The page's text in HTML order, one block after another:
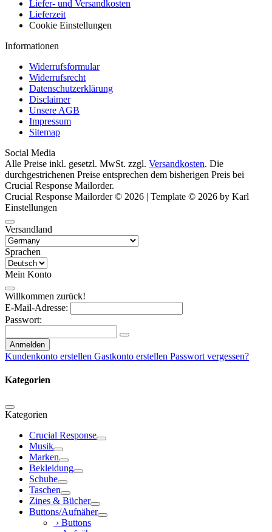
Liefer- und Versandkosten
Lieferzeit
Cookie Einstellungen
Informationen
Widerrufsformular
Widerrufsrecht
Datenschutzerklärung
Disclaimer
Unsere AGB
Impressum
Sitemap
Social Media
Alle Preise inkl. gesetzl. MwSt. zzgl. Versandkosten. Die
durchgestrichenen Preise entsprechen dem bisherigen Preis bei
Crucial Response Mailorder.
Crucial Response Mailorder © 2026 | Template © 2026 by Karl
Einstellungen
Versandland
Sprachen
Mein Konto
Willkommen zurück!
E-Mail-Adresse:
Passwort:
Anmelden
Kundenkonto erstellen Gastkonto erstellen Passwort vergessen?
Kategorien
Kategorien
Crucial Response
Musik
Marken
Bekleidung
Schuhe
Taschen
Zines & Bücher
Buttons/Aufnäher
› Buttons